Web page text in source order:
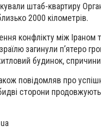
штаб-квартиру
2000 кілометрів.
конфлікту між Іраном
загинули п’ятеро
будинок,
повідомляв про
сторони